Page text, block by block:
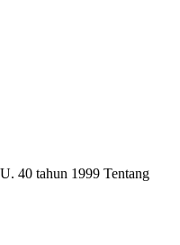
40 tahun 1999 Tentang